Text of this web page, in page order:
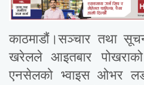
काठमाडौं।सञ्चार तथा
खरेलले आइतबार
एनसेलको भ्वाइस ओभर